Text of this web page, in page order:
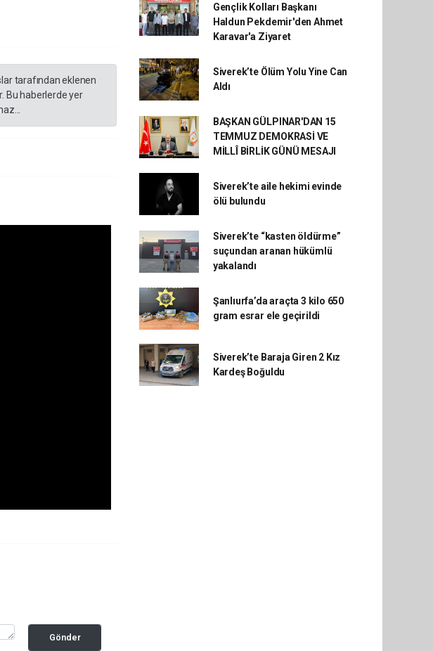
tarafından eklenen
Bu haberlerde yer
Gönder
Gençlik Kolları Başkanı
Haldun Pekdemir'den Ahmet
Karavar'a Ziyaret
Siverek’te Ölüm Yolu Yine Can
Aldı
BAŞKAN GÜLPINAR'DAN 15
TEMMUZ DEMOKRASİ VE
MİLLÎ BİRLİK GÜNÜ MESAJI
Siverek’te aile hekimi evinde
ölü bulundu
Siverek’te “kasten öldürme”
suçundan aranan hükümlü
yakalandı
Şanlıurfa’da araçta 3 kilo 650
gram esrar ele geçirildi
Siverek’te Baraja Giren 2 Kız
Kardeş Boğuldu